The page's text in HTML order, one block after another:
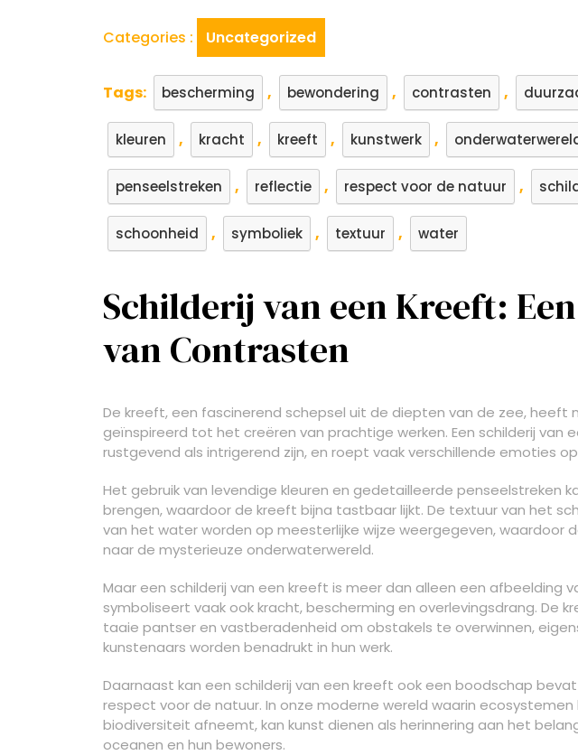
Categories : Uncategorized
Tags: bescherming , bewondering , contrasten ,
kleuren , kracht , kreeft , kunstwerk ,
penseelstreken , reflectie , respect voor de natuur ,
schoonheid , symboliek , textuur , water
Schilderij van een Kreeft:
van Contrasten
De kreeft, een fascinerend schepsel uit de diepten van de zee, heeft
geïnspireerd tot het creëren van prachtige werken. Een schilderij van
rustgevend als intrigerend zijn, en roept vaak verschillende emoties
Het gebruik van levendige kleuren en gedetailleerde penseelstreken
brengen, waardoor de kreeft bijna tastbaar lijkt. De textuur van het
van het water worden op meesterlijke wijze weergegeven, waardoor
naar de mysterieuze onderwaterwereld.
Maar een schilderij van een kreeft is meer dan alleen een afbeelding
symboliseert vaak ook kracht, bescherming en overlevingsdrang. De
taaie pantser en vastberadenheid om obstakels te overwinnen,
kunstenaars worden benadrukt in hun werk.
Daarnaast kan een schilderij van een kreeft ook een boodschap
respect voor de natuur. In onze moderne wereld waarin
biodiversiteit afneemt, kan kunst dienen als herinnering aan het
oceanen en hun bewoners.